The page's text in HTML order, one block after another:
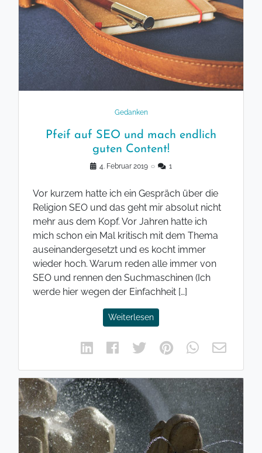
Gedanken
Pfeif auf SEO und mach endlich
guten Content!
4. Februar 2019 ◌ 1
Vor kurzem hatte ich ein Gespräch über die
Religion SEO und das geht mir absolut nicht
mehr aus dem Kopf. Vor Jahren hatte ich
mich schon ein Mal kritisch mit dem Thema
auseinandergesetzt und es kocht immer
wieder hoch. Warum reden alle immer von
SEO und rennen den Suchmaschinen (Ich
werde hier wegen der Einfachheit […]
Weiterlesen